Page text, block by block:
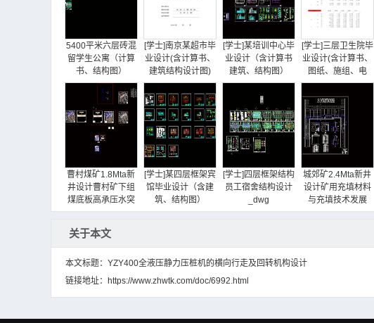
5400平米六层砖混
留学生公寓（计算
书、结构图）
[学士]南京某超市毕
业设计(含计算书、
建筑结构设计图)
[学士]某培训中心毕
业设计（含计算书
建筑、结构图）
[学士]三层卫生院毕
业设计(含计算书、
图纸、施组、电
算、横道图)
曹村煤矿1.8Mta新
井设计曹村矿下组
煤底板高承压水突
出条件剖析及底板
[学士]某四层框架宾
馆毕业设计（含建
筑、结构图）
[学士]四层框架结构
员工宿舍结构设计
_dwg
城郊矿2.4Mta新井
设计矿用充填材料
与充填技术发展
关于本文
本文标题：YZY400全液压静力压桩机的横向行走及回转机构设计
链接地址： https://www.zhwtk.com/doc/6992.html